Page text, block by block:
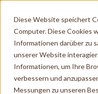
Diese Website speichert
Computer. Diese Cookies
Informationen darüber zu
unserer Website
Informationen, um Ihre
verbessern und
Messungen zu unseren